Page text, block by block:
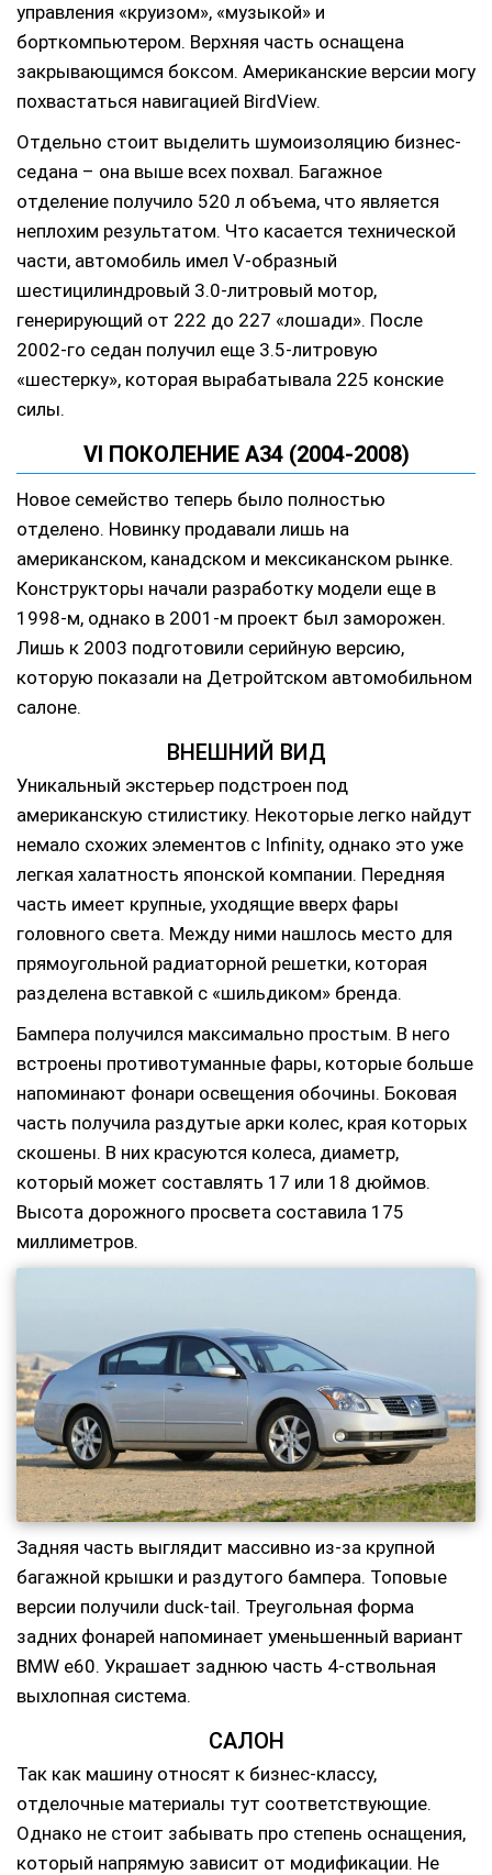
управления «круизом», «музыкой» и
борткомпьютером. Верхняя часть оснащена
закрывающимся боксом. Американские версии могу
похвастаться навигацией BirdView.
Отдельно стоит выделить шумоизоляцию бизнес-
седана – она выше всех похвал. Багажное
отделение получило 520 л объема, что является
неплохим результатом. Что касается технической
части, автомобиль имел V-образный
шестицилиндровый 3.0-литровый мотор,
генерирующий от 222 до 227 «лошади». После
2002-го седан получил еще 3.5-литровую
«шестерку», которая вырабатывала 225 конские
силы.
VI ПОКОЛЕНИЕ A34 (2004-2008)
Новое семейство теперь было полностью
отделено. Новинку продавали лишь на
американском, канадском и мексиканском рынке.
Конструкторы начали разработку модели еще в
1998-м, однако в 2001-м проект был заморожен.
Лишь к 2003 подготовили серийную версию,
которую показали на Детройтском автомобильном
салоне.
ВНЕШНИЙ ВИД
Уникальный экстерьер подстроен под
американскую стилистику. Некоторые легко найдут
немало схожих элементов с Infinity, однако это уже
легкая халатность японской компании. Передняя
часть имеет крупные, уходящие вверх фары
головного света. Между ними нашлось место для
прямоугольной радиаторной решетки, которая
разделена вставкой с «шильдиком» бренда.
Бампера получился максимально простым. В него
встроены противотуманные фары, которые больше
напоминают фонари освещения обочины. Боковая
часть получила раздутые арки колес, края которых
скошены. В них красуются колеса, диаметр,
который может составлять 17 или 18 дюймов.
Высота дорожного просвета составила 175
миллиметров.
Задняя часть выглядит массивно из-за крупной
багажной крышки и раздутого бампера. Топовые
версии получили duck-tail. Треугольная форма
задних фонарей напоминает уменьшенный вариант
BMW e60. Украшает заднюю часть 4-ствольная
выхлопная система.
САЛОН
Так как машину относят к бизнес-классу,
отделочные материалы тут соответствующие.
Однако не стоит забывать про степень оснащения,
который напрямую зависит от модификации. Не